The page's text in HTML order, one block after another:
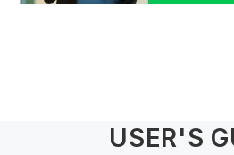
USER'S